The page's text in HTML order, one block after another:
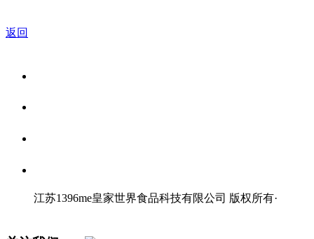
返回
江苏1396me皇家世界食品科技有限公司 版权所有·